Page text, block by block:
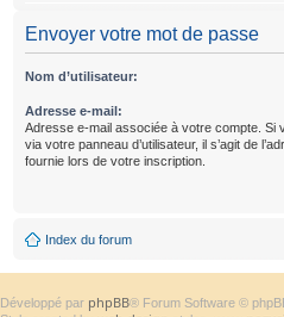
Envoyer votre mot de passe
Nom d’utilisateur:
Adresse e-mail:
Adresse e-mail associée à votre compte. Si
via votre panneau d’utilisateur, il s’agit de
fournie lors de votre inscription.
Index du forum
Développé par phpBB® Forum Software ©